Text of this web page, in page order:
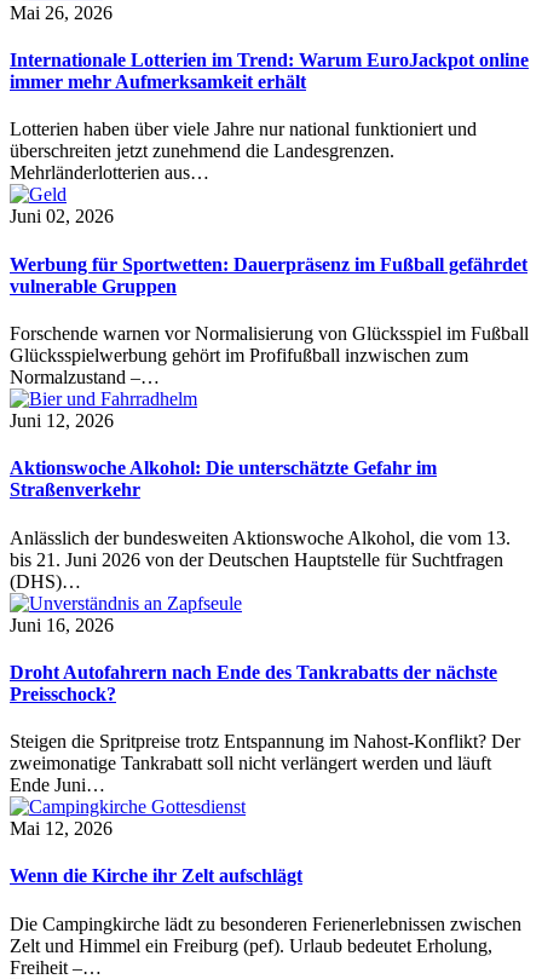
Mai 26, 2026
Internationale Lotterien im Trend: Warum EuroJackpot online
immer mehr Aufmerksamkeit erhält
Lotterien haben über viele Jahre nur national funktioniert und
überschreiten jetzt zunehmend die Landesgrenzen.
Mehrländerlotterien aus…
Juni 02, 2026
Werbung für Sportwetten: Dauerpräsenz im Fußball gefährdet
vulnerable Gruppen
Forschende warnen vor Normalisierung von Glücksspiel im Fußball
Glücksspielwerbung gehört im Profifußball inzwischen zum
Normalzustand –…
Juni 12, 2026
Aktionswoche Alkohol: Die unterschätzte Gefahr im
Straßenverkehr
Anlässlich der bundesweiten Aktionswoche Alkohol, die vom 13.
bis 21. Juni 2026 von der Deutschen Hauptstelle für Suchtfragen
(DHS)…
Juni 16, 2026
Droht Autofahrern nach Ende des Tankrabatts der nächste
Preisschock?
Steigen die Spritpreise trotz Entspannung im Nahost-Konflikt? Der
zweimonatige Tankrabatt soll nicht verlängert werden und läuft
Ende Juni…
Mai 12, 2026
Wenn die Kirche ihr Zelt aufschlägt
Die Campingkirche lädt zu besonderen Ferienerlebnissen zwischen
Zelt und Himmel ein Freiburg (pef). Urlaub bedeutet Erholung,
Freiheit –…